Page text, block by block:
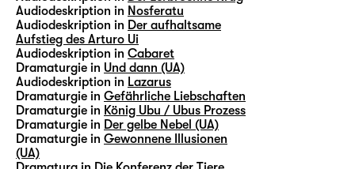
Audiodeskription in Nosferatu
Audiodeskription in Der aufhaltsame
Aufstieg des Arturo Ui
Audiodeskription in Cabaret
Dramaturgie in Und dann (UA)
Audiodeskription in Lazarus
Dramaturgie in Gefährliche Liebschaften
Dramaturgie in König Ubu / Ubus Prozess
Dramaturgie in Der gelbe Nebel (UA)
Dramaturgie in Gewonnene Illusionen
(UA)